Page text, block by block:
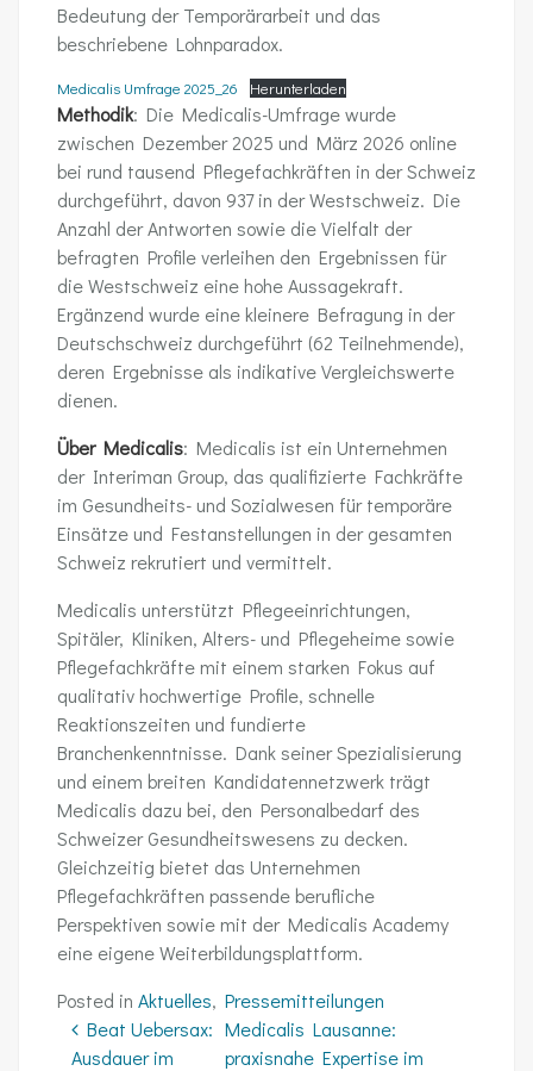
Bedeutung der Temporärarbeit und das
beschriebene Lohnparadox.
Medicalis Umfrage 2025_26 Herunterladen
Methodik: Die Medicalis-Umfrage wurde
zwischen Dezember 2025 und März 2026 online
bei rund tausend Pflegefachkräften in der Schweiz
durchgeführt, davon 937 in der Westschweiz. Die
Anzahl der Antworten sowie die Vielfalt der
befragten Profile verleihen den Ergebnissen für
die Westschweiz eine hohe Aussagekraft.
Ergänzend wurde eine kleinere Befragung in der
Deutschschweiz durchgeführt (62 Teilnehmende),
deren Ergebnisse als indikative Vergleichswerte
dienen.
Über Medicalis: Medicalis ist ein Unternehmen
der Interiman Group, das qualifizierte Fachkräfte
im Gesundheits- und Sozialwesen für temporäre
Einsätze und Festanstellungen in der gesamten
Schweiz rekrutiert und vermittelt.
Medicalis unterstützt Pflegeeinrichtungen,
Spitäler, Kliniken, Alters- und Pflegeheime sowie
Pflegefachkräfte mit einem starken Fokus auf
qualitativ hochwertige Profile, schnelle
Reaktionszeiten und fundierte
Branchenkenntnisse. Dank seiner Spezialisierung
und einem breiten Kandidatennetzwerk trägt
Medicalis dazu bei, den Personalbedarf des
Schweizer Gesundheitswesens zu decken.
Gleichzeitig bietet das Unternehmen
Pflegefachkräften passende berufliche
Perspektiven sowie mit der Medicalis Academy
eine eigene Weiterbildungsplattform.
Posted in Aktuelles, Pressemitteilungen
Beitrags-Navigation
Beat Uebersax:
Ausdauer im
Medicalis Lausanne:
praxisnahe Expertise im